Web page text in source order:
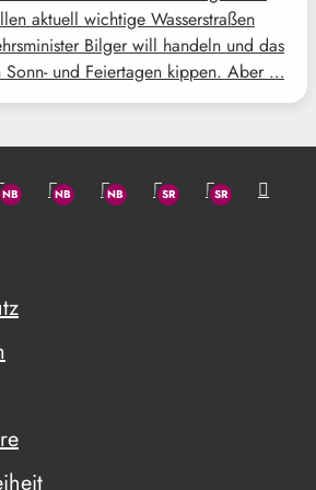
aktuell wichtige Wasserstraßen
Bilger will handeln und das
Sonn- und Feiertagen kippen. Aber …